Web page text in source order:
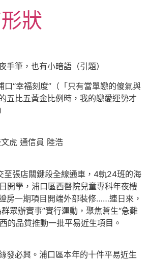
狀
筆，也有小暗語（引題）
“幸福刻度”（「只有當單戀的傻氣與
五比五黃金比例時，我的戀愛運勢才
虎 通信員 陸浩
張店關鍵段全線通車，4軌24班的海
開學，浦口區西醫院兒童專科年夜樓
房一期項目開端外部裝修……連日來，
眾辦實事”實行運動，聚焦蒼生“急難
的品質推動一批平易近生項目。
必興。浦口區本年的十件平易近生